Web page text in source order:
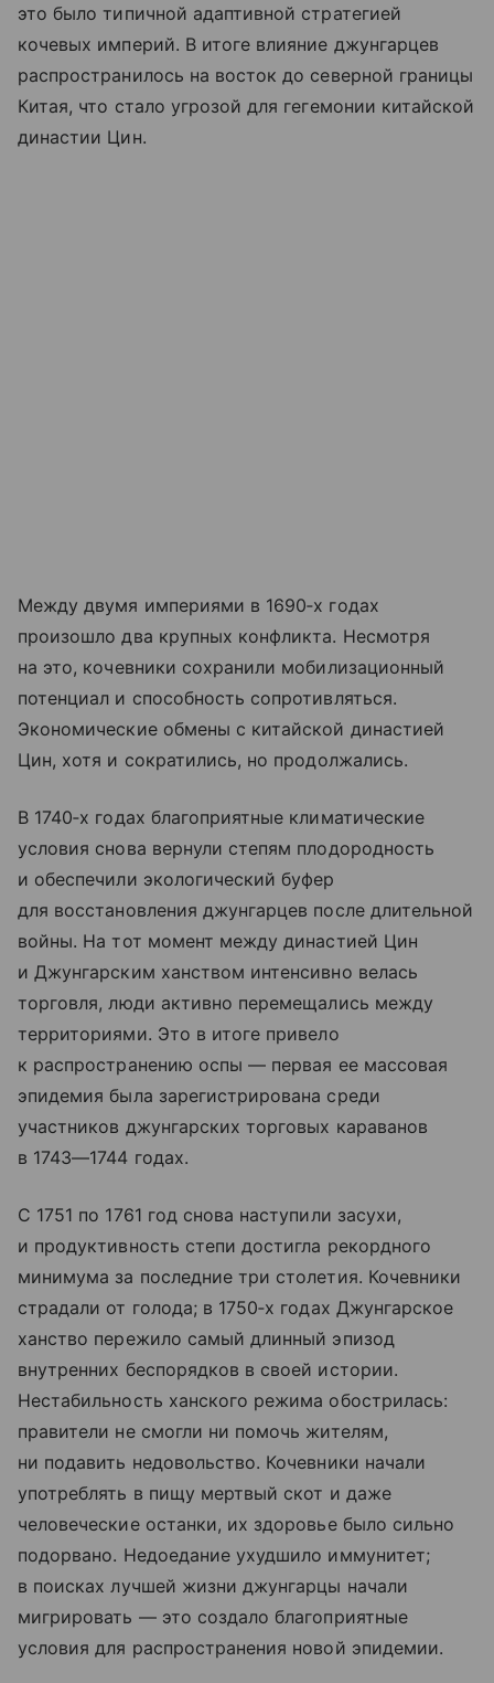
это было типичной адаптивной стратегией
кочевых империй. В итоге влияние джунгарцев
распространилось на восток до северной границы
Китая, что стало угрозой для гегемонии китайской
династии Цин.
Между двумя империями в 1690‑х годах
произошло два крупных конфликта. Несмотря
на это, кочевники сохранили мобилизационный
потенциал и способность сопротивляться.
Экономические обмены с китайской династией
Цин, хотя и сократились, но продолжались.
В 1740‑х годах благоприятные климатические
условия снова вернули степям плодородность
и обеспечили экологический буфер
для восстановления джунгарцев после длительной
войны. На тот момент между династией Цин
и Джунгарским ханством интенсивно велась
торговля, люди активно перемещались между
территориями. Это в итоге привело
к распространению оспы — первая ее массовая
эпидемия была зарегистрирована среди
участников джунгарских торговых караванов
в 1743—1744 годах.
С 1751 по 1761 год снова наступили засухи,
и продуктивность степи достигла рекордного
минимума за последние три столетия. Кочевники
страдали от голода; в 1750‑х годах Джунгарское
ханство пережило самый длинный эпизод
внутренних беспорядков в своей истории.
Нестабильность ханского режима обострилась:
правители не смогли ни помочь жителям,
ни подавить недовольство. Кочевники начали
употреблять в пищу мертвый скот и даже
человеческие останки, их здоровье было сильно
подорвано. Недоедание ухудшило иммунитет;
в поисках лучшей жизни джунгарцы начали
мигрировать — это создало благоприятные
условия для распространения новой эпидемии.